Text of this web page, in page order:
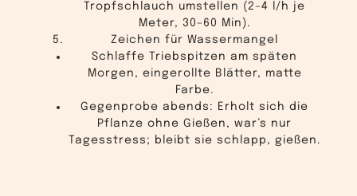
Tropfschlauch umstellen (2–4 l/h je
Meter, 30–60 Min).
Zeichen für Wassermangel
Schlaffe Triebspitzen am späten
Morgen, eingerollte Blätter, matte
Farbe.
Gegenprobe abends: Erholt sich die
Pflanze ohne Gießen, war’s nur
Tagesstress; bleibt sie schlapp, gießen.